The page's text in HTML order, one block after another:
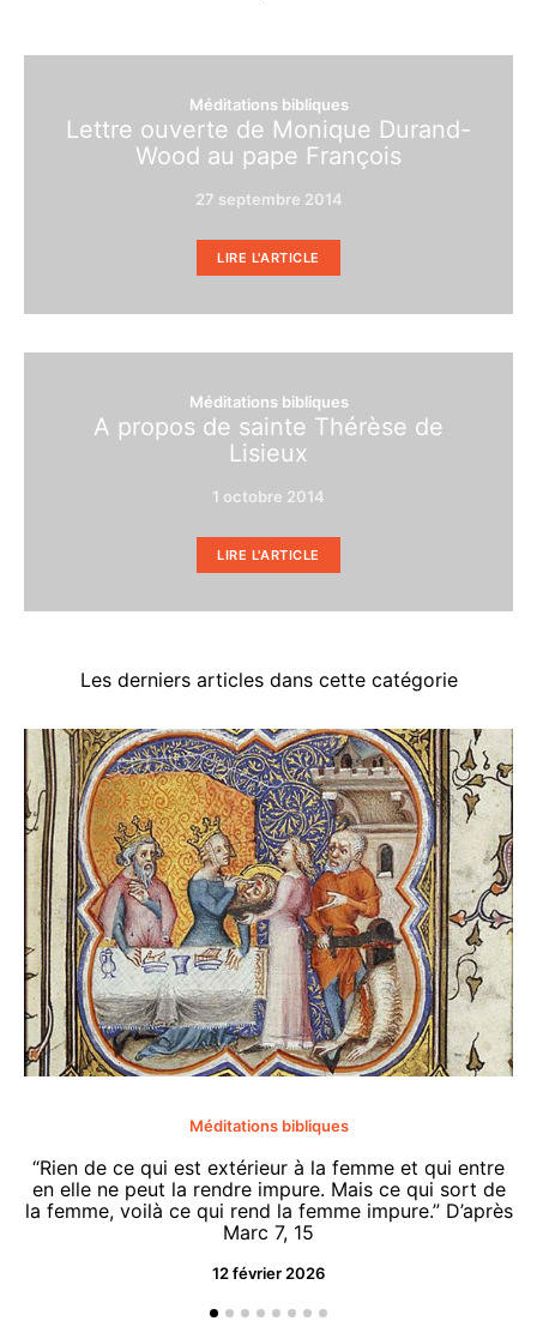
Méditations bibliques
Lettre ouverte de Monique Durand-
Wood au pape François
27 septembre 2014
LIRE L'ARTICLE
Méditations bibliques
A propos de sainte Thérèse de
Lisieux
1 octobre 2014
LIRE L'ARTICLE
Les derniers articles dans cette catégorie
Méditations bibliques
“Rien de ce qui est extérieur à la femme et qui entre
en elle ne peut la rendre impure. Mais ce qui sort de
la femme, voilà ce qui rend la femme impure.” D’après
Marc 7, 15
12 février 2026